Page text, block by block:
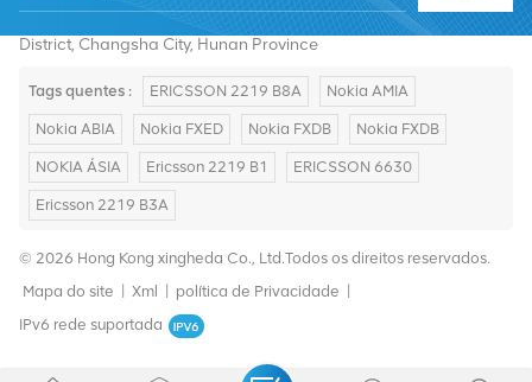
Endereço : 2506 Xidi Building, No. 8 Fenglin Third Road,Yuelu
District, Changsha City, Hunan Province
Tags quentes : ERICSSON 2219 B8A Nokia AMIA
Nokia ABIA Nokia FXED Nokia FXDB Nokia FXDB
NOKIA ÁSIA Ericsson 2219 B1 ERICSSON 6630
Ericsson 2219 B3A
© 2026 Hong Kong xingheda Co., Ltd.Todos os direitos reservados.
Mapa do site
Xml política de Privacidade
IPv6 rede suportada